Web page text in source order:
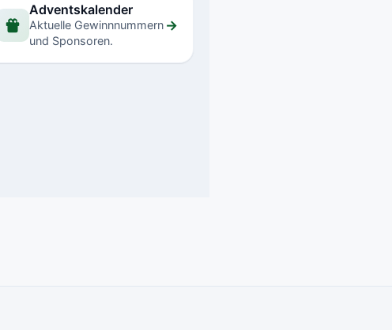
Adventskalender
Aktuelle Gewinnnummern
und Sponsoren.
→